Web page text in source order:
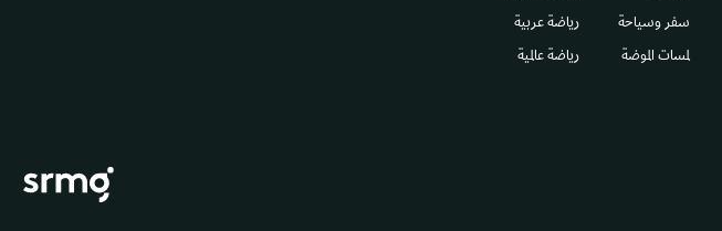
سفر وسياحة
لمسات الموضة
رياضة عربية
رياضة عالمية